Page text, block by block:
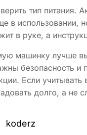
тип питания.
в использовании,
в руке, а
машинку лучше
безопасность и
Если учитывать
долго, а не
koderz